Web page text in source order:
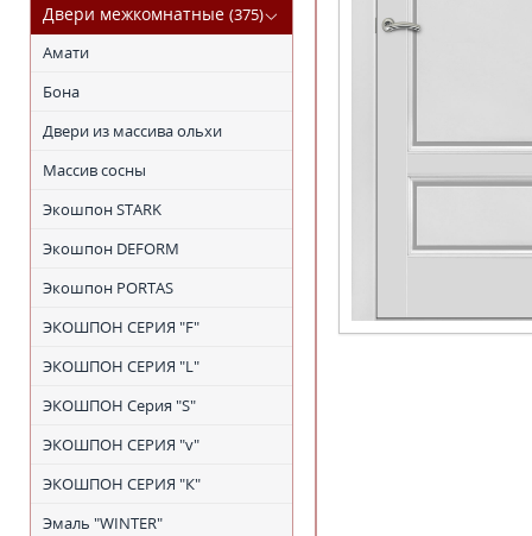
Поверхности газовые
Поверхности электрические
Холодильники
SHINDO
TEKA
Гарда
МагнаБел
ПРОМЕТ
Сталлер
Двери для бани
Двери межкомнатные (375)
Амати
Бона
Двери из массива ольхи
Массив сосны
Экошпон STARK
Экошпон DEFORM
Экошпон PORTAS
ЭКОШПОН СЕРИЯ "F"
ЭКОШПОН СЕРИЯ "L"
ЭКОШПОН Серия "S"
ЭКОШПОН СЕРИЯ "v"
ЭКОШПОН СЕРИЯ "К"
Эмаль "WINTER"